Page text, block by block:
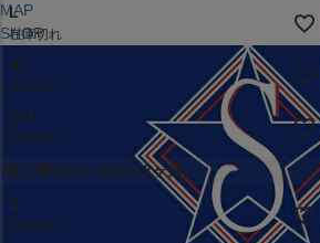
MAP
SHOP
L
在庫切れ
XL
在庫切れ
2XL
在庫切れ
取り寄せ(1ヶ月から2ヶ月)
S
在庫切れ